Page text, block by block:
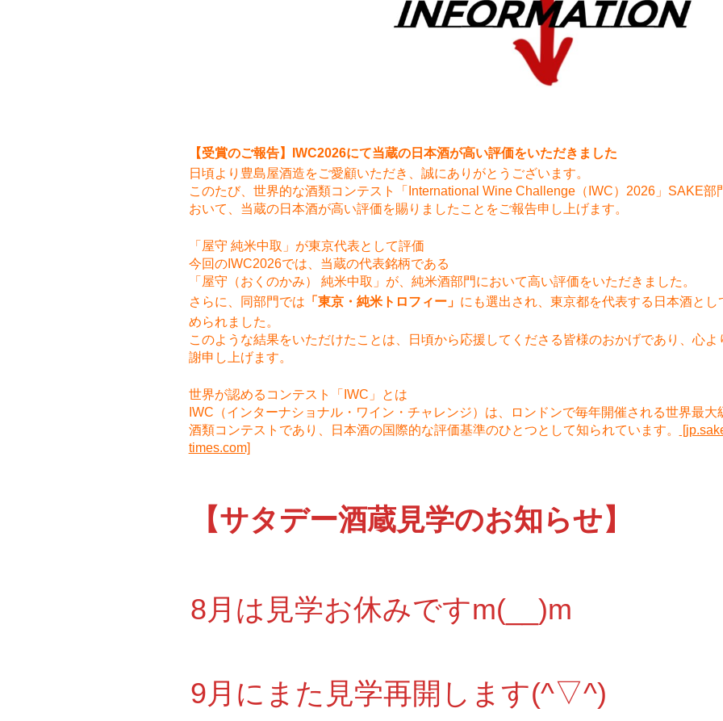
【受賞のご報告】IWC2026にて当蔵の日本酒が高い評価をいただきました
日頃より豊島屋酒造をご愛顧いただき、誠にありがとうございます。
このたび、世界的な酒類コンテスト「International Wine Challenge（IWC）2026」SAKE部
おいて、当蔵の日本酒が高い評価を賜りましたことをご報告申し上げます。
「屋守 純米中取」が東京代表として評価
今回のIWC2026では、当蔵の代表銘柄である
「屋守（おくのかみ） 純米中取」が、純米酒部門において高い評価をいただきました。
さらに、同部門では 「東京・純米トロフィー」 にも選出され、東京都を代表する日本酒とし
められました。
このような結果をいただけたことは、日頃から応援してくださる皆様のおかげであり、心よ
謝申し上げます。
世界が認めるコンテスト「IWC」とは
IWC（インターナショナル・ワイン・チャレンジ）は、ロンドンで毎年開催される世界最大
酒類コンテストであり、日本酒の国際的な評価基準のひとつとして知られています。
times.com]
【サタデー酒蔵見学のお知らせ】
8月は見学お休みですm(__)m
9月にまた見学再開します(^▽^)